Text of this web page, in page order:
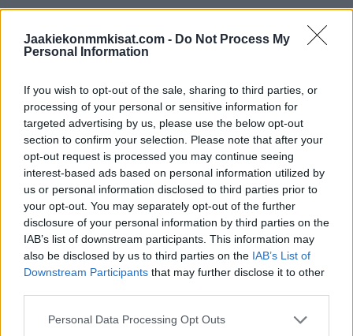
Jaakiekonmmkisat.com - Do Not Process My
Personal Information
If you wish to opt-out of the sale, sharing to third parties, or
processing of your personal or sensitive information for
targeted advertising by us, please use the below opt-out
section to confirm your selection. Please note that after your
opt-out request is processed you may continue seeing
interest-based ads based on personal information utilized by
us or personal information disclosed to third parties prior to
your opt-out. You may separately opt-out of the further
disclosure of your personal information by third parties on the
IAB’s list of downstream participants. This information may
also be disclosed by us to third parties on the IAB’s List of
Downstream Participants that may further disclose it to other
Personal Data Processing Opt Outs
Olli Määttä
Joel Armia
Jesse Ylönen
Nashville Predators
Kevin Lankinen
Juuso Pärssinen
Juuse Saros